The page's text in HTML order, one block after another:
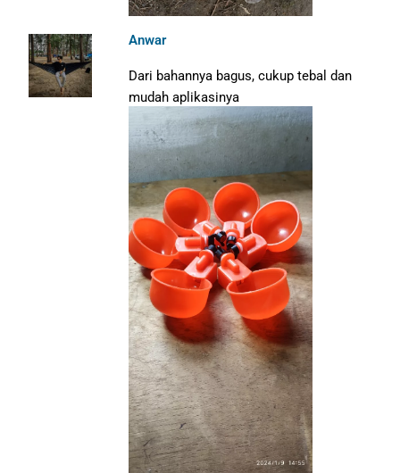
Anwar
Dari bahannya bagus, cukup tebal dan
mudah aplikasinya